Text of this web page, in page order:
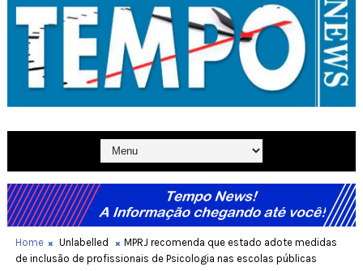
Home Unlabelled
MPRJ recomenda que estado adote medidas
de inclusão de profissionais de Psicologia nas escolas públicas